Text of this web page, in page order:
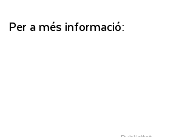
Per a més informació: